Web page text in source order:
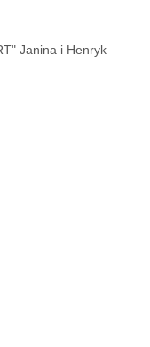
Janina i Henryk